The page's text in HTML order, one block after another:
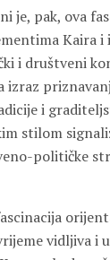
je, pak, ova
Kaira i
i društveni
izraz
i
stilom
političke
vidljiva i